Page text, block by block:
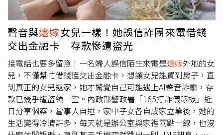
聲音與遠嫁女兒一樣！她誤信詐團來電借錢
交出金融卡 存款慘遭盜光
接電話也要多留意！一名婦人誤信陌生來電是遠嫁外地的女
兒，不僅幫忙借錢還交出金融卡，想讓女兒能買到房子，直
到真正的女兒返家，她才驚覺自己可能遇上AI聲音詐騙，存
款已幾乎遭盜領一空。內政部警政署「165打詐儀錶板」近
日分享個案，當事人自述，家中子女各自成家立業後，她的
生活變得冷清許多，每天就是辦公室與家裡兩點一線，也沒